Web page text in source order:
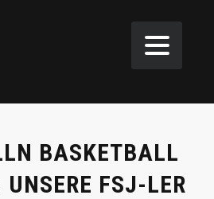
BASKETBALL
UNSERE FSJ-LER